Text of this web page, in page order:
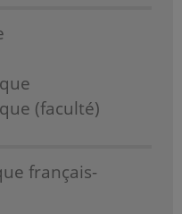
(faculté)
français-